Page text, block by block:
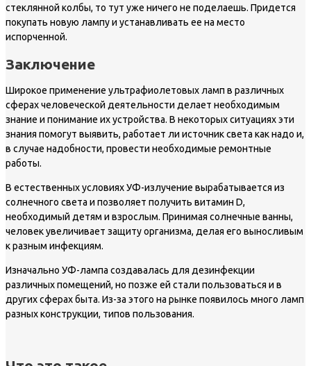
стеклянной колбы, то тут уже ничего не поделаешь. Придется
покупать новую лампу и устанавливать ее на место
испорченной.
Заключение
Широкое применение ультрафиолетовых ламп в различных
сферах человеческой деятельности делает необходимым
знание и понимание их устройства. В некоторых ситуациях эти
знания помогут выявить, работает ли источник света как надо и,
в случае надобности, провести необходимые ремонтные
работы.
В естественных условиях УФ-излучение вырабатывается из
солнечного света и позволяет получить витамин D,
необходимый детям и взрослым. Принимая солнечные ванны,
человек увеличивает защиту организма, делая его выносливым
к разным инфекциям.
Изначально УФ-лампа создавалась для дезинфекции
различных помещений, но позже ей стали пользоваться и в
других сферах быта. Из-за этого на рынке появилось много ламп
разных конструкции, типов пользования.